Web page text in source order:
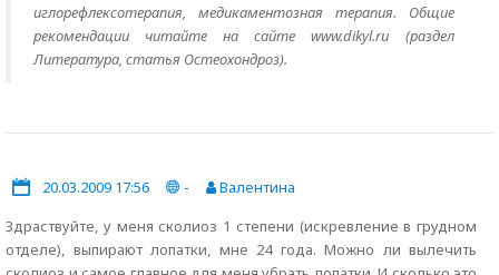
иглорефлексотерапия, медикаментозная терапия. Общие
рекомендации читайте на сайте www.dikyl.ru (раздел
Литература, статья Остеохондроз).
20.03.2009 17:56 -
Валентина
Здраствуйте, у меня сколиоз 1 степени (искревление в грудном
отделе), выпирают лопатки, мне 24 года. Можно ли вылечить